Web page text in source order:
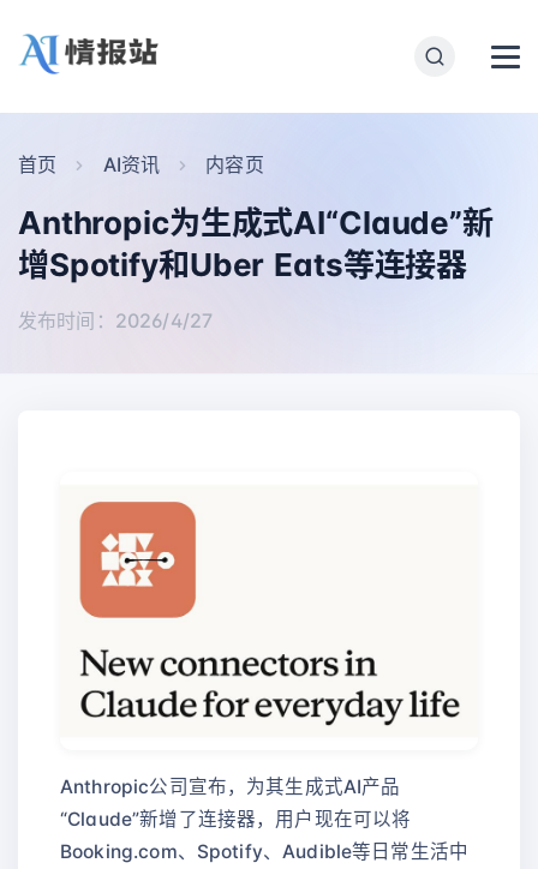
首页 AI资讯 内容页
Anthropic为生成式AI“Claude”新
增Spotify和Uber Eats等连接器
发布时间：2026/4/27
Anthropic公司宣布，为其生成式AI产品
“Claude”新增了连接器，用户现在可以将
Booking.com、Spotify、Audible等日常生活中